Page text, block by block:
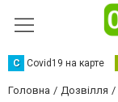
С Сovid19 на карте
Головна Дозвілля